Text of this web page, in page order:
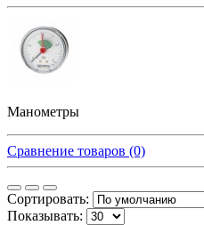
Манометры
Сравнение товаров (0)
Сортировать:
Показывать: